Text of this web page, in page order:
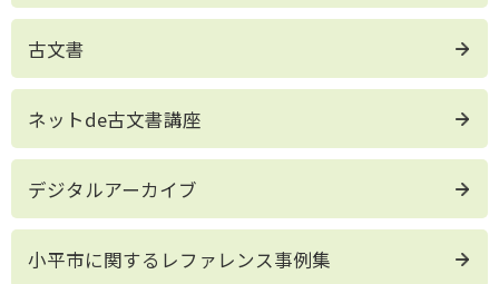
古文書
ネットde古文書講座
デジタルアーカイブ
小平市に関するレファレンス事例集